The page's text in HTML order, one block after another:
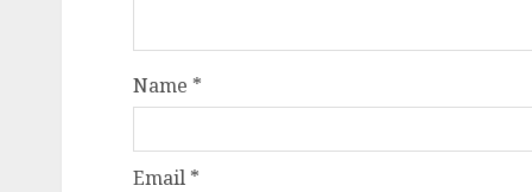
Name *
Email *